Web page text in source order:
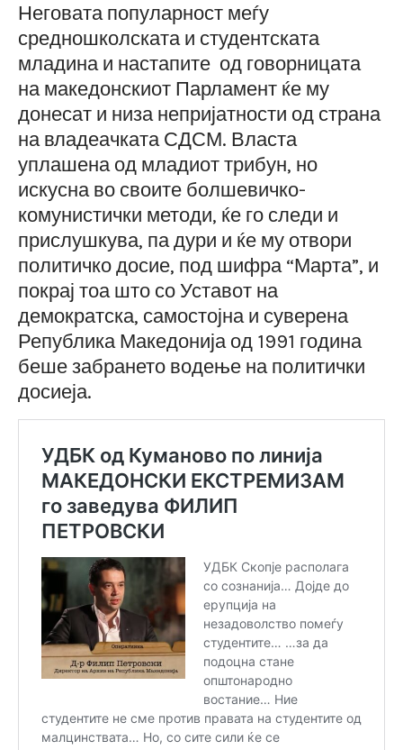
Неговата популарност меѓу
средношколската и студентската
младина и настапите од говорницата
на македонскиот Парламент ќе му
донесат и низа непријатности од страна
на владеачката СДСМ. Власта
уплашена од младиот трибун, но
искусна во своите болшевичко-
комунистички методи, ќе го следи и
прислушкува, па дури и ќе му отвори
политичко досие, под шифра “Марта”, и
покрај тоа што со Уставот на
демократска, самостојна и суверена
Република Македонија од 1991 година
беше забрането водење на политички
досиеја.